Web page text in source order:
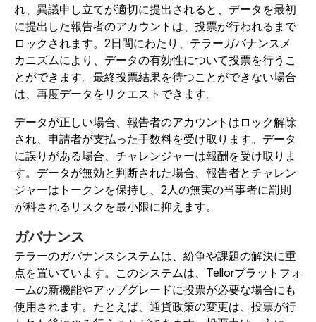
れ、異議申し立てが適切に提出されると、データを最初
に提出した報告者のアカウントは、投票が行われるまで
ロックされます。2日間にわたり、テラーガバナンスメ
カニズムにより、データの有効性について投票を行うこ
とができます。最終投票結果を待つことができない場合
は、再度データをリクエストできます。
データが正しい場合、報告者のアカウントはロック解除
され、申請者が支払った手数料を受け取ります。データ
に誤りがある場合、チャレンジャーは報酬を受け取りま
す。データが無効と判断された場合、報告者とチャレン
ジャーはトークンを保持し、2人の無実の当事者に罰則
が科されるリスクを最小限に抑えます。
ガバナンス
テラーのガバナンスシステムは、紛争や課題の解決に重
点を置いています。このシステムは、Tellorプラットフォ
ームの新機能やアップグレードに投票が必要な場合にも
使用されます。たとえば、通貨政策の変更は、投票が行